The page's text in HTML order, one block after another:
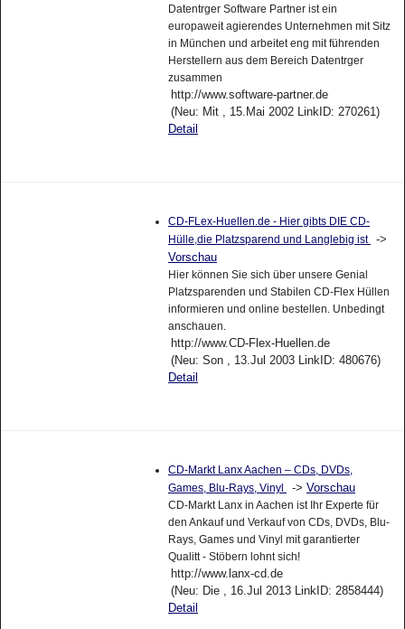
Datentrger Software Partner ist ein
europaweit agierendes Unternehmen mit Sitz
in München und arbeitet eng mit führenden
Herstellern aus dem Bereich Datentrger
zusammen
http://www.software-partner.de
(Neu: Mit , 15.Mai 2002 LinkID: 270261)
Detail
CD-FLex-Huellen.de - Hier gibts DIE CD-
Hülle,die Platzsparend und Langlebig ist ->
Vorschau
Hier können Sie sich über unsere Genial
Platzsparenden und Stabilen CD-Flex Hüllen
informieren und online bestellen. Unbedingt
anschauen.
http://www.CD-Flex-Huellen.de
(Neu: Son , 13.Jul 2003 LinkID: 480676)
Detail
CD-Markt Lanx Aachen – CDs, DVDs,
Games, Blu-Rays, Vinyl
-> Vorschau
CD-Markt Lanx in Aachen ist Ihr Experte für
den Ankauf und Verkauf von CDs, DVDs, Blu-
Rays, Games und Vinyl mit garantierter
Qualitt - Stöbern lohnt sich!
http://www.lanx-cd.de
(Neu: Die , 16.Jul 2013 LinkID: 2858444)
Detail